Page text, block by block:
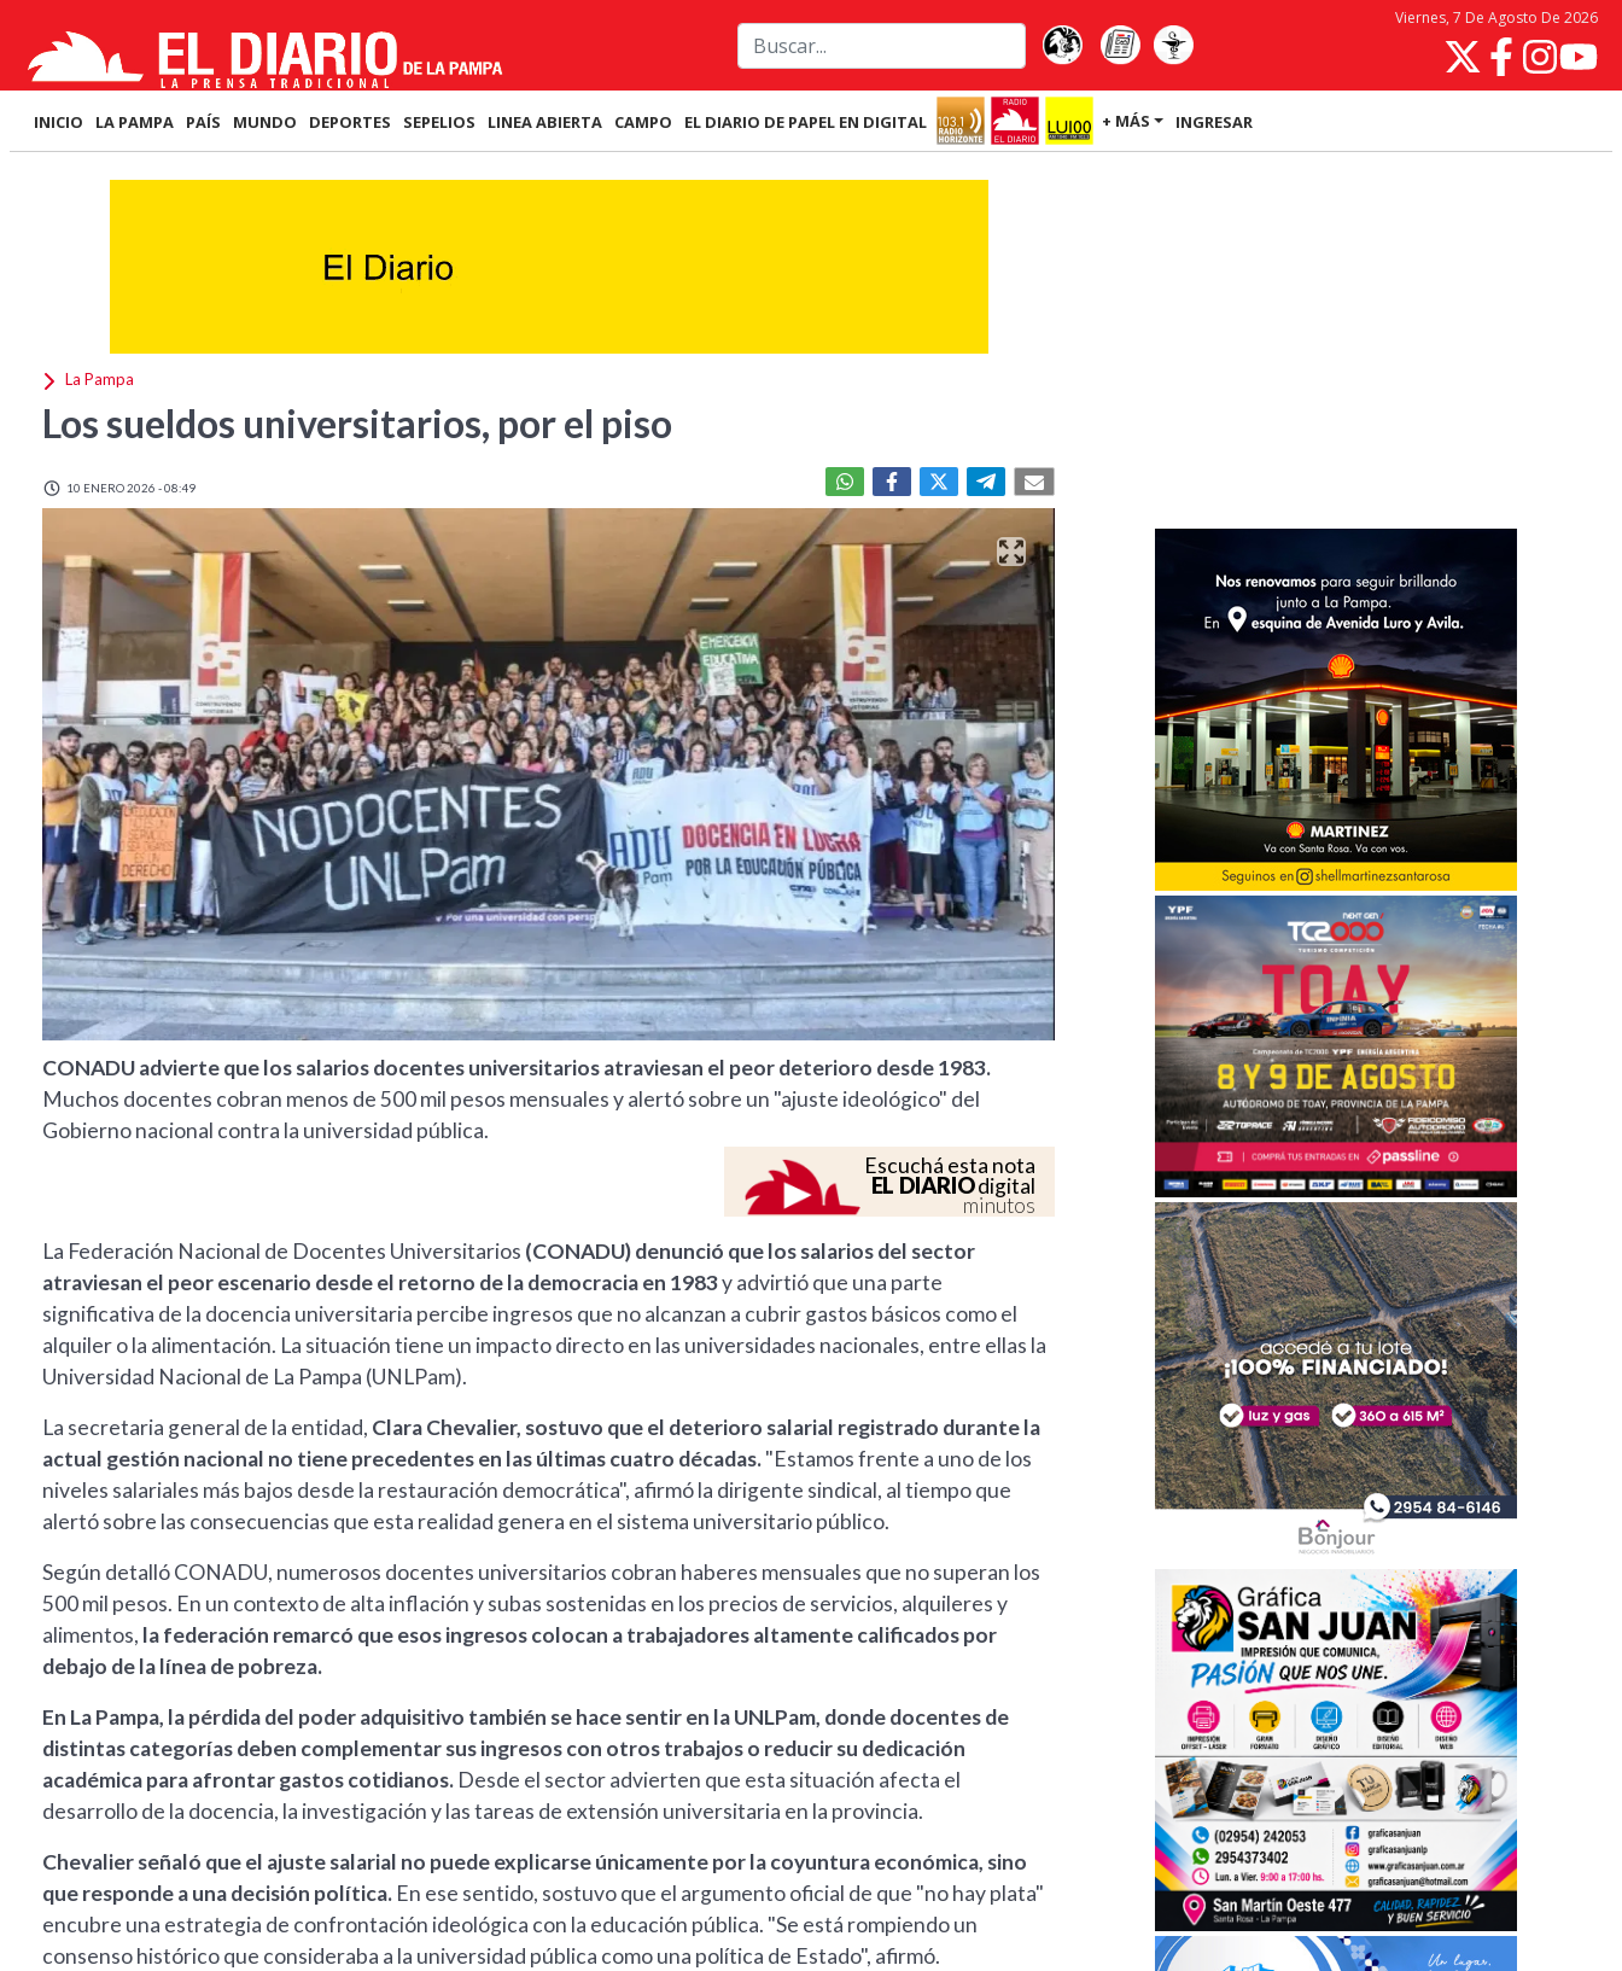
Viernes, 7 De Agosto De 2026
INICIO LA PAMPA PAÍS MUNDO DEPORTES SEPELIOS LINEA ABIERTA CAMPO EL DIARIO DE PAPEL EN DIGITAL + MÁS INGRESAR
La Pampa
Los sueldos universitarios, por el piso
10 ENERO 2026 - 08:49
CONADU advierte que los salarios docentes universitarios atraviesan el peor deterioro desde 1983.
Muchos docentes cobran menos de 500 mil pesos mensuales y alertó sobre un "ajuste ideológico" del
Gobierno nacional contra la universidad pública.
Escuchá esta nota
EL DIARIOdigital
minutos
La Federación Nacional de Docentes Universitarios (CONADU) denunció que los salarios del sector
atraviesan el peor escenario desde el retorno de la democracia en 1983y advirtió que una parte
significativa de la docencia universitaria percibe ingresos que no alcanzan a cubrir gastos básicos como el
alquiler o la alimentación. La situación tiene un impacto directo en las universidades nacionales, entre ellas la
Universidad Nacional de La Pampa (UNLPam).
La secretaria general de la entidad, Clara Chevalier, sostuvo que el deterioro salarial registrado durante la
actual gestión nacional no tiene precedentes en las últimas cuatro décadas."Estamos frente a uno de los
niveles salariales más bajos desde la restauración democrática", afirmó la dirigente sindical, al tiempo que
alertó sobre las consecuencias que esta realidad genera en el sistema universitario público.
Según detalló CONADU, numerosos docentes universitarios cobran haberes mensuales que no superan los
500 mil pesos. En un contexto de alta inflación y subas sostenidas en los precios de servicios, alquileres y
alimentos, la federación remarcó que esos ingresos colocan a trabajadores altamente calificados por
debajo de la línea de pobreza.
En La Pampa, la pérdida del poder adquisitivo también se hace sentir en la UNLPam, donde docentes de
distintas categorías deben complementar sus ingresos con otros trabajos o reducir su dedicación
académica para afrontar gastos cotidianos. Desde el sector advierten que esta situación afecta el
desarrollo de la docencia, la investigación y las tareas de extensión universitaria en la provincia.
Chevalier señaló que el ajuste salarial no puede explicarse únicamente por la coyuntura económica, sino
que responde a una decisión política. En ese sentido, sostuvo que el argumento oficial de que "no hay plata"
encubre una estrategia de confrontación ideológica con la educación pública. "Se está rompiendo un
consenso histórico que consideraba a la universidad pública como una política de Estado", afirmó.